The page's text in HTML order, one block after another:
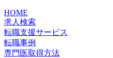
HOME
求人検索
転職支援サービス
転職事例
専門医取得方法